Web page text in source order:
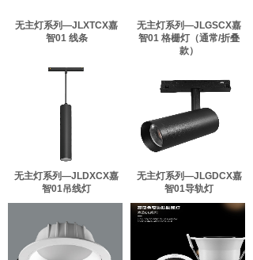
无主灯系列—JLXTCX嘉
智01 线条
无主灯系列—JLGSCX嘉
智01 格栅灯（通常/折叠
款）
无主灯系列—JLDXCX嘉
智01吊线灯
无主灯系列—JLGDCX嘉
智01导轨灯